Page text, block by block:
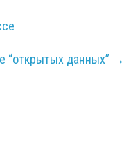
“открытых данных” →